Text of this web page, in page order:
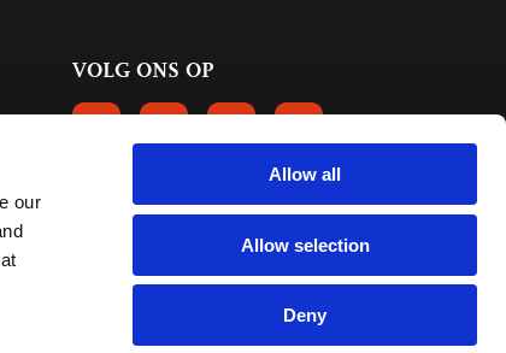
our
Allow all
Allow selection
Deny
VOLG ONS OP
VOLGS ONS OP FACEBOOK
VOLG ONS OP INSTAGRAM
VOLG ONS OP LINKEDIN
VOLG ONS OP
KLANTBEOORDELINGEN